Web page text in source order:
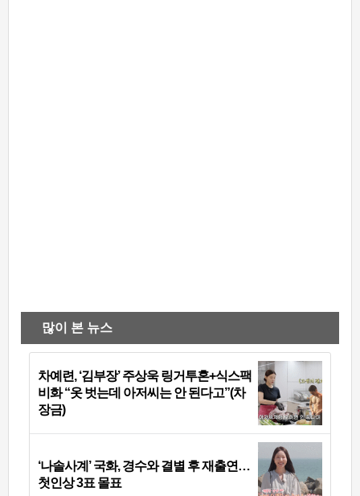
많이 본 뉴스
차예련, ‘김부장’ 주상욱 링거투혼+식스팩
비화 “옷 벗는데 아저씨는 안 된다고”(차
장금)
‘나솔사계’ 국화, 경수와 결별 후 재출연…
첫인상 3표 몰표